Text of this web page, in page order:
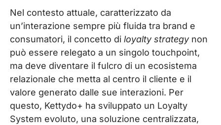
Nel contesto attuale, caratterizzato da
un’interazione sempre più fluida tra brand e
consumatori, il concetto di loyalty strategynon
può essere relegato a un singolo touchpoint,
ma deve diventare il fulcro di un ecosistema
relazionale che metta al centro il cliente e il
valore generato dalle sue interazioni. Per
questo, Kettydo+ ha sviluppato un Loyalty
System evoluto, una soluzione centralizzata,